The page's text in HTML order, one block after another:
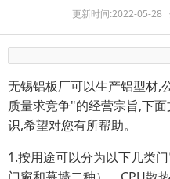
更新时间:2022-05-28
无锡铝板厂可以生产铝型材,
质量求竞争"的经营宗旨,下
识,希望对您有所帮助。
1.按用途可以分为以下几类